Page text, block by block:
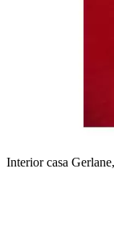
Interior casa